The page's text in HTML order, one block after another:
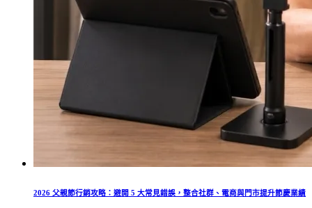
2026 父親節行銷攻略：避開 5 大常見錯誤，整合社群、電商與門市提升節慶業績